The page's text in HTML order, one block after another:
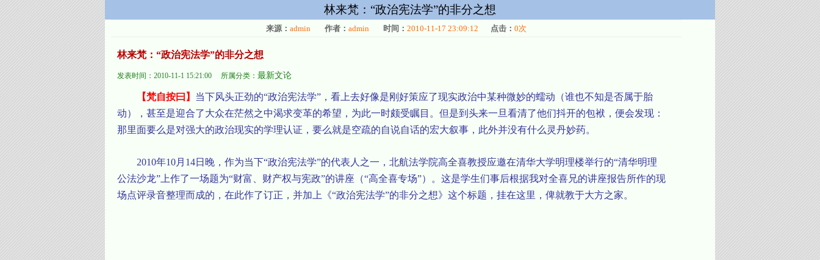
林来梵：“政治宪法学”的非分之想
来源： admin 作者： admin 时间： 2010-11-17 23:09:12 点击： 0次
林来梵：“政治宪法学”的非分之想
发表时间： 2010-11-1 15:21:00 所属分类： 最新文论
【梵自按曰】 当下风头正劲的“政治宪法学”，看上去好像是刚好策应了现实政治中某种微妙的蠕动（谁也不知是否属于胎
动），甚至是迎合了大众在茫然之中渴求变革的希望，为此一时颇受瞩目。但是到头来一旦看清了他们抖开的包袱，便会发现：
那里面要么是对强大的政治现实的学理认证，要么就是空疏的自说自话的宏大叙事，此外并没有什么灵丹妙药。
2010年10月 14日晚，作为当下“政治宪法学”的代表人之一，北航法学院高全喜教授应邀在清华大学明理楼举行的“清华明理
公法沙龙”上作了一场题为“财富、财产权与宪政”的讲座（“高全喜专场”）。这是学生们事后根据我对全喜兄的讲座报告所作的现
场点评录音整理而成的，在此作了订正，并加上《“政治宪法学”的非分之想》这个标题，挂在这里，俾就教于大方之家。